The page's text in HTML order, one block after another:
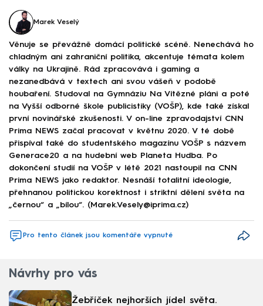
Marek Veselý
Věnuje se převážně domácí politické scéně. Nenechává ho
chladným ani zahraniční politika, akcentuje témata kolem
války na Ukrajině. Rád zpracovává i gaming a
nezanedbává v textech ani svou vášeň v podobě
houbaření. Studoval na Gymnáziu Na Vítězné pláni a poté
na Vyšší odborné škole publicistiky (VOŠP), kde také získal
první novinářské zkušenosti. V on-line zpravodajství CNN
Prima NEWS začal pracovat v květnu 2020. V té době
přispíval také do studentského magazínu VOŠP s názvem
Generace20 a na hudební web Planeta Hudba. Po
dokončení studií na VOŠP v létě 2021 nastoupil na CNN
Prima NEWS jako redaktor. Nesnáší totalitní ideologie,
přehnanou politickou korektnost i striktní dělení světa na
„černou“ a „bílou“. (Marek.Vesely@iprima.cz)
Pro tento článek jsou komentáře vypnuté
Návrhy pro vás
Žebříček nejhorších jídel světa.